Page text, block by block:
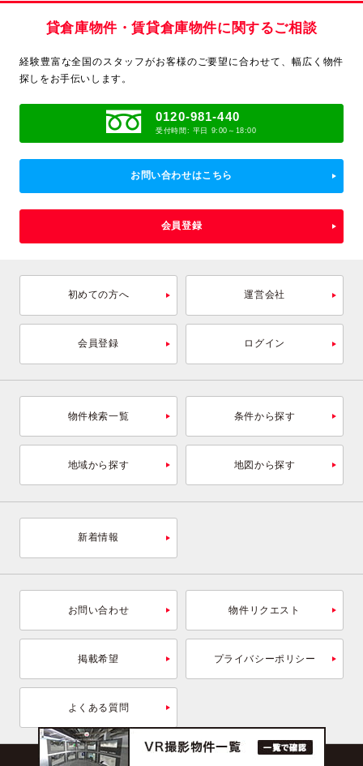
貸倉庫物件・賃貸倉庫物件に関するご相談
経験豊富な全国のスタッフがお客様のご要望に合わせて、 幅広く物件
探しをお手伝いします。
0120-981-440
受付時間: 平日 9:00～18:00
お問い合わせはこちら
会員登録
初めての方へ 運営会社
会員登録 ログイン
物件検索一覧 条件から探す
地域から探す 地図から探す
新着情報
お問い合わせ 物件リクエスト
掲載希望 プライバシーポリシー
よくある質問